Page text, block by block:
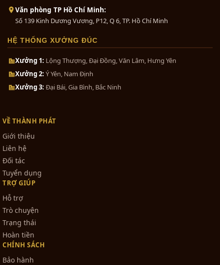
Văn phòng TP Hồ Chí Minh:
Số 139 Kinh Dương Vương, P12, Q 6, TP. Hồ Chí Minh
HỆ THỐNG XƯỞNG ĐÚC
Xưởng 1: Lộng Thượng, Đại Đồng, Văn Lâm, Hưng Yên
Xưởng 2: Ý Yên, Nam Định
Xưởng 3: Đại Bái, Gia Bình, Bắc Ninh
VỀ THÀNH PHÁT
Giới thiệu
Liên hệ
Đối tác
Tuyển dụng
TRỢ GIÚP
Hỗ trợ
Trò chuyện
Trạng thái
Hoàn tiền
CHÍNH SÁCH
Bảo hành